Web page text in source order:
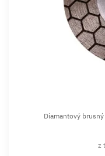
Diamantový
z